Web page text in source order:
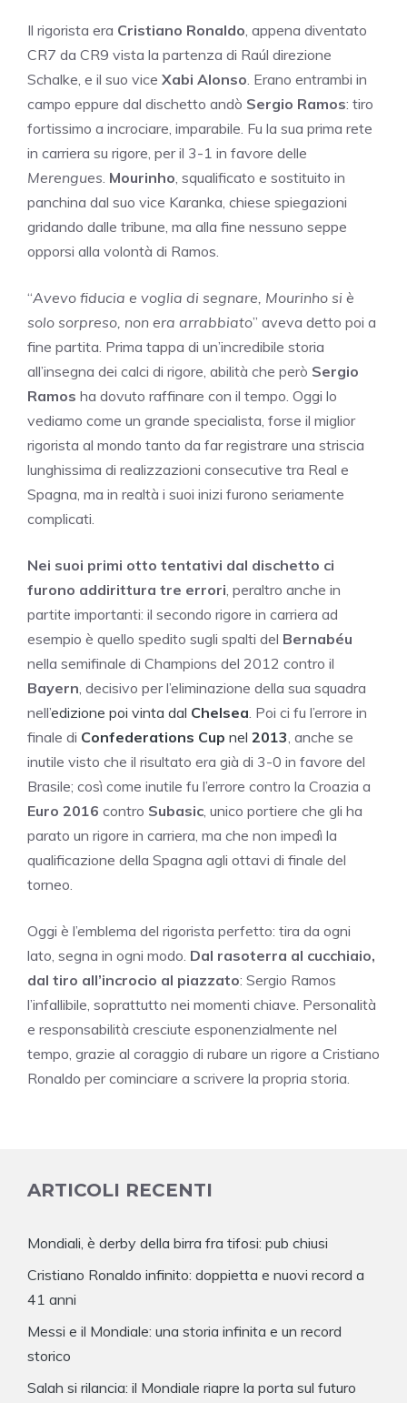
Il rigorista era Cristiano Ronaldo, appena diventato
CR7 da CR9 vista la partenza di Raúl direzione
Schalke, e il suo vice Xabi Alonso. Erano entrambi in
campo eppure dal dischetto andò Sergio Ramos: tiro
fortissimo a incrociare, imparabile. Fu la sua prima rete
in carriera su rigore, per il 3-1 in favore delle
Merengues. Mourinho, squalificato e sostituito in
panchina dal suo vice Karanka, chiese spiegazioni
gridando dalle tribune, ma alla fine nessuno seppe
opporsi alla volontà di Ramos.
“Avevo fiducia e voglia di segnare, Mourinho si è
solo sorpreso, non era arrabbiato” aveva detto poi a
fine partita. Prima tappa di un’incredibile storia
all’insegna dei calci di rigore, abilità che però Sergio
Ramos ha dovuto raffinare con il tempo. Oggi lo
vediamo come un grande specialista, forse il miglior
rigorista al mondo tanto da far registrare una striscia
lunghissima di realizzazioni consecutive tra Real e
Spagna, ma in realtà i suoi inizi furono seriamente
complicati.
Nei suoi primi otto tentativi dal dischetto ci
furono addirittura tre errori, peraltro anche in
partite importanti: il secondo rigore in carriera ad
esempio è quello spedito sugli spalti del Bernabéu
nella semifinale di Champions del 2012 contro il
Bayern, decisivo per l’eliminazione della sua squadra
nell’edizione poi vinta dal Chelsea. Poi ci fu l’errore in
finale di Confederations Cup nel 2013, anche se
inutile visto che il risultato era già di 3-0 in favore del
Brasile; così come inutile fu l’errore contro la Croazia a
Euro 2016 contro Subasic, unico portiere che gli ha
parato un rigore in carriera, ma che non impedì la
qualificazione della Spagna agli ottavi di finale del
torneo.
Oggi è l’emblema del rigorista perfetto: tira da ogni
lato, segna in ogni modo. Dal rasoterra al cucchiaio,
dal tiro all’incrocio al piazzato: Sergio Ramos
l’infallibile, soprattutto nei momenti chiave. Personalità
e responsabilità cresciute esponenzialmente nel
tempo, grazie al coraggio di rubare un rigore a Cristiano
Ronaldo per cominciare a scrivere la propria storia.
ARTICOLI RECENTI
Mondiali, è derby della birra fra tifosi: pub chiusi
Cristiano Ronaldo infinito: doppietta e nuovi record a
41 anni
Messi e il Mondiale: una storia infinita e un record
storico
Salah si rilancia: il Mondiale riapre la porta sul futuro